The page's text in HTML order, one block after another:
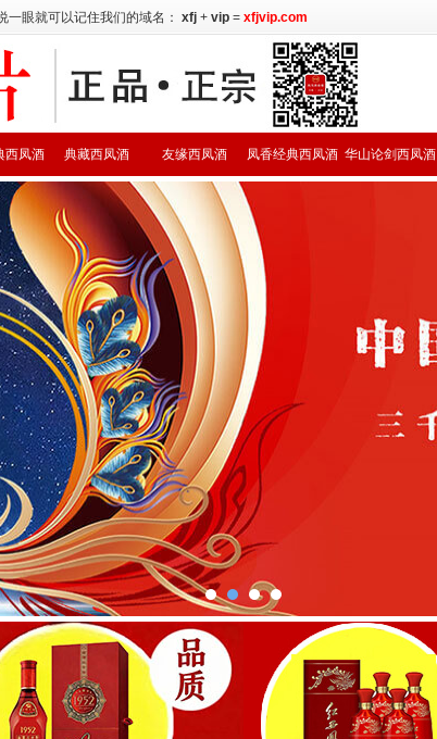
一眼就可以记住我们的域名： xfj + vip = xfjvip.com
华山论剑西凤酒
凤香经典西凤酒
友缘西凤酒
典藏西凤酒
西凤酒